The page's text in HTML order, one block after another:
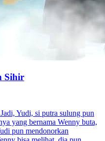
Sihir
Yudi, si putra sulung pun
yang bernama Wenny buta,
pun mendonorkan